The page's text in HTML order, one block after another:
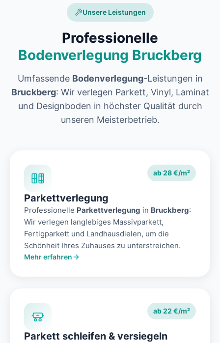
Unsere Leistungen
Professionelle
Bodenverlegung Bruckberg
Umfassende Bodenverlegung-Leistungen in
Bruckberg: Wir verlegen Parkett, Vinyl, Laminat
und Designboden in höchster Qualität durch
unseren Meisterbetrieb.
ab 28 €/m²
Parkettverlegung
Professionelle Parkettverlegung in Bruckberg:
Wir verlegen langlebiges Massivparkett,
Fertigparkett und Landhausdielen, um die
Schönheit Ihres Zuhauses zu unterstreichen.
Mehr erfahren
ab 22 €/m²
Parkett schleifen & versiegeln